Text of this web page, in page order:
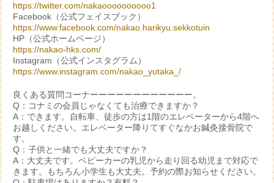
https://twitter.com/nakaoooooooooo1
Facebook（公式フェイスブック）
https://www.facebook.com/nakao.harikyu.sekkotuin
HP（公式ホームページ）
https://nakao-hks.com/
Instagram（公式インスタグラム）
https://www.instagram.com/nakao_yutaka_/
良くある質問コーナーーーーーーーーーーーー。
Q：コナミの会員じゃなくても治療できますか？
A：できます。自転車、徒歩の方は1階のエレベーターから4階へ
お越しください。エレベーター降りてすぐなかお鍼灸接骨院で
す。
Q：子供と一緒でも大丈夫ですか？
A：大丈夫です。ベビーカーの乳児から走り回る幼児まで対応で
きます。もちろん小学生も大丈夫。予約の際お知らせください。